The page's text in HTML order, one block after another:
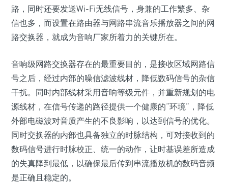
路，同时还要发送Wi-Fi无线信号，身兼的工作繁多、杂
信也多，而设置在路由器与网路串流音乐播放器之间的网
路交换器，就成为音响厂家所着力的关键所在。
音响级网路交换器存在的最重要目的，是接收区域网路信
号之后，经过内部的噪信滤波线材，降低数码信号的杂信
干扰。同时内部线材采用音响等级元件，并重新规划的电
源线材，在信号传递的路径提供一个健康的“环境”，降低
外部电磁波对音质产生的不良影响，以达到信号的优化。
同时交换器的内部也具备独立的时脉结构，可对接收到的
数码信号进行时脉校正、统一的动作，让时基误差所造成
的失真降到最低，以确保最后传到串流播放机的数码音频
是正确且稳定的。